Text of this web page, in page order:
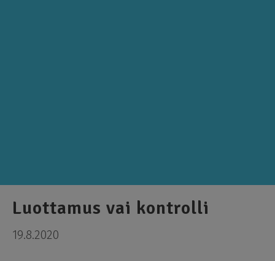
Luottamus vai kontrolli
19.8.2020